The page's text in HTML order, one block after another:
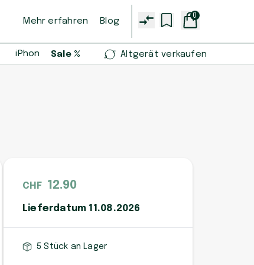
Mehr erfahren Blog
0
iPhone 14 Pro iPhone 13 mini Samsung Galaxy
Sale % Altgerät verkaufen
CHF 12.90
Lieferdatum 11.08.2026
5 Stück an Lager